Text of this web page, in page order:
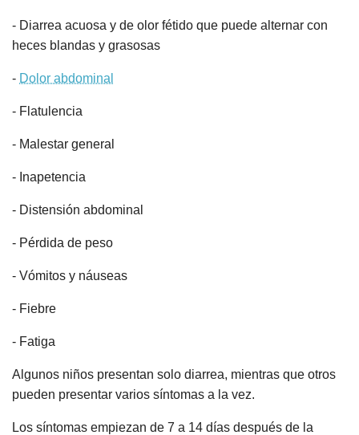
- Diarrea acuosa y de olor fétido que puede alternar con
heces blandas y grasosas
- Dolor abdominal
- Flatulencia
- Malestar general
- Inapetencia
- Distensión abdominal
- Pérdida de peso
- Vómitos y náuseas
- Fiebre
- Fatiga
Algunos niños presentan solo diarrea, mientras que otros
pueden presentar varios síntomas a la vez.
Los síntomas empiezan de 7 a 14 días después de la